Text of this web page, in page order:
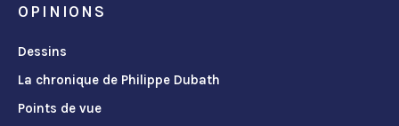
OPINIONS
Dessins
La chronique de Philippe Dubath
Points de vue